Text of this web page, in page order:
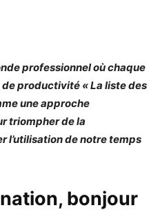
professionnel où chaque
productivité « La liste des
une approche
triompher de la
l’utilisation de notre temps
bonjour